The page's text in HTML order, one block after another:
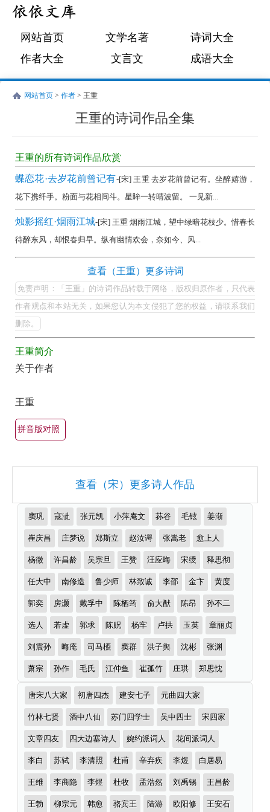
网站首页 文学名著
诗词大全
作者大全
文言文 成语大全
网站首页 > 作者 > 王重
王重的诗词作品全集
王
重
的
诗
词
作
品
全
集
欣
赏
（全
部
所
集
锦）-
古
诗
大
王重的所有诗词作品欣赏
蝶恋花·去岁花前曾记有-[宋] 王重 去岁花前曾记有。坐醉嬉游，
花下携纤手。粉面与花相间斗。星眸一转晴波留。 一见新...
烛影摇红·烟雨江城-[宋] 王重 烟雨江城，望中绿暗花枝少。惜春长
待醉东风，却恨春归早。纵有幽情欢会，奈如今、风...
重
的
最
美
最
有
古
诗
词
选
首）
查看（王重）更多诗词
免责声明：「王重」的诗词作品转载于网络，版权归原作者，只代表
作者观点和本站无关，如果您认为本文侵犯了您的权益，请联系我们
删除。
王重简介
关于作者
王重
拼音版对照
查看（宋）更多诗人作品
推
荐
作
者
窦巩 寇泚 张元凯 小萍庵文 荪谷 毛铉 姜渐
崔庆昌 庄梦说 郑斯立 赵汝谔 张嵩老 愈上人
杨徵 许昌龄 吴宗旦 王赞 汪应晦 宋绶 释思彻
任大中 南修造 鲁少师 林致诚 李邵 金卞 黄度
郭奕 房灏 戴孚中 陈栖筠 俞大猷 陈昂 孙不二
选人 若虚 郭求 陈贶 杨牢 卢拱 玉英 章丽贞
刘震孙 晦庵 司马槱 窦群 洪子舆 沈彬 张渊
萧宗 孙作 毛氏 江仲鱼 崔孤竹 庄珙 郑思忱
诗
词
分
类
唐宋八大家 初唐四杰 建安七子 元曲四大家
竹林七贤 酒中八仙 苏门四学士 吴中四士 宋四家
文章四友 四大边塞诗人 婉约派词人 花间派词人
李白 苏轼 李清照 杜甫 辛弃疾 李煜 白居易
王维 李商隐 李煜 杜牧 孟浩然 刘禹锡 王昌龄
王勃 柳宗元 韩愈 骆宾王 陆游 欧阳修 王安石